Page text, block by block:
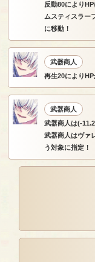
反動80によりHP
ムスティスラー
に移動！
武器商人
再生20によりHP
武器商人
武器商人は(-
武器商人はヴァ
う対象に指定！